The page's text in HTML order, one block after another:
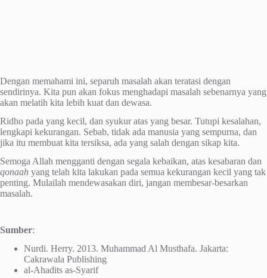
Dengan memahami ini, separuh masalah akan teratasi dengan
sendirinya. Kita pun akan fokus menghadapi masalah sebenarnya yang
akan melatih kita lebih kuat dan dewasa.
Ridho pada yang kecil, dan syukur atas yang besar. Tutupi kesalahan,
lengkapi kekurangan. Sebab, tidak ada manusia yang sempurna, dan
jika itu membuat kita tersiksa, ada yang salah dengan sikap kita.
Semoga Allah mengganti dengan segala kebaikan, atas kesabaran dan
qonaah yang telah kita lakukan pada semua kekurangan kecil yang tak
penting. Mulailah mendewasakan diri, jangan membesar-besarkan
masalah.
Sumber:
Nurdi. Herry. 2013. Muhammad Al Musthafa. Jakarta:
Cakrawala Publishing
al-Ahadits as-Syarif